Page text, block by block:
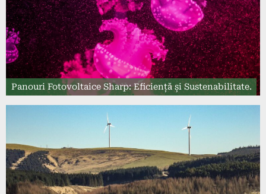
Panouri Fotovoltaice Sharp: Eficiență și Sustenabilitate.